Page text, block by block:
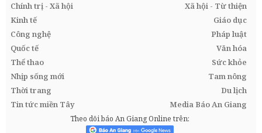
Chính trị - Xã hội
Xã hội - Từ thiện
Kinh tế
Giáo dục
Công nghệ
Pháp luật
Quốc tế
Văn hóa
Thể thao
Sức khỏe
Nhịp sống mới
Tam nông
Thời trang
Du lịch
Tin tức miền Tây
Media Báo An Giang
Theo dõi báo An Giang Online trên: